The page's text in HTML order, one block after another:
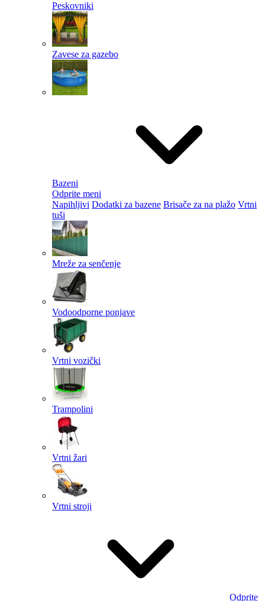
Peskovniki
Zavese za gazebo
Bazeni
Odprite meni
Napihljivi Dodatki za bazene Brisače za na plažo Vrtni
tuši
Mreže za senčenje
Vodoodporne ponjave
Vrtni vozički
Trampolini
Vrtni žari
Vrtni stroji
Odprite